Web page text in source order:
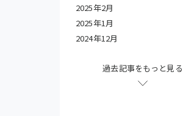
2025年2月
2025年1月
2024年12月
過去記事をもっと見る